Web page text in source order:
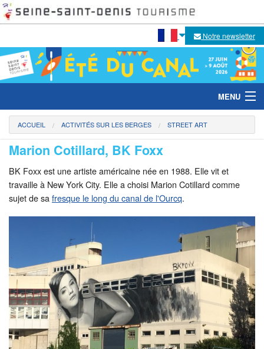
Notre newsletter
MENU
Le festival
Temps forts 2026
Activités sur l'eau
ACCUEIL ACTIVITÉS SUR LES BERGES STREET ART
Marion Cotillard, BK Foxx
BK Foxx est une artiste américaine née en 1988. Elle vit et
travaille à New York City. Elle a choisi Marion Cotillard comme
sujet de safresque le long du canal de l'Ourcq.